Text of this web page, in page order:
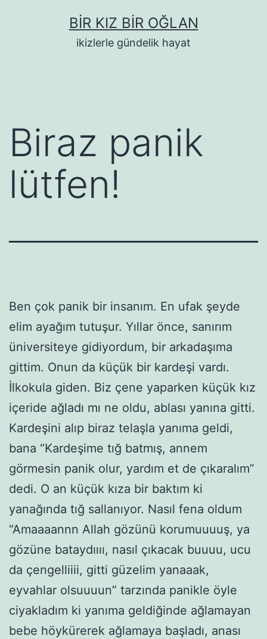
BIR KIZ BIR OĞLAN
ikizlerle gündelik hayat
Biraz panik
lütfen!
Ben çok panik bir insanım. En ufak şeyde
elim ayağım tutuşur. Yıllar önce, sanırım
üniversiteye gidiyordum, bir arkadaşıma
gittim. Onun da küçük bir kardeşi vardı.
İlkokula giden. Biz çene yaparken küçük kız
içeride ağladı mı ne oldu, ablası yanına gitti.
Kardeşini alıp biraz telaşla yanıma geldi,
bana “Kardeşime tığ batmış, annem
görmesin panik olur, yardım et de çıkaralım”
dedi. O an küçük kıza bir baktım ki
yanağında tığ sallanıyor. Nasıl fena oldum
“Amaaaannn Allah gözünü korumuuuuş, ya
gözüne bataydıııı, nasıl çıkacak buuuu, ucu
da çengelliiii, gitti güzelim yanaaak,
eyvahlar olsuuuun” tarzında panikle öyle
ciyakladım ki yanıma geldiğinde ağlamayan
bebe höykürerek ağlamaya başladı, anası